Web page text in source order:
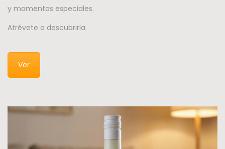
y momentos especiales.
Atrévete a descubrirla.
Ver